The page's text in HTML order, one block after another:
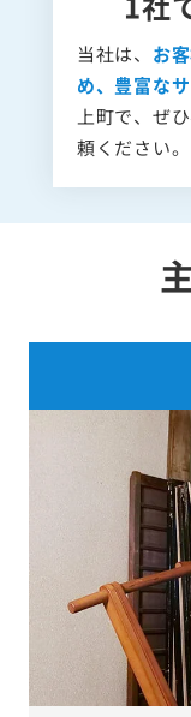
当社は、 お
め、豊富な
上町で、ぜ
頼ください。